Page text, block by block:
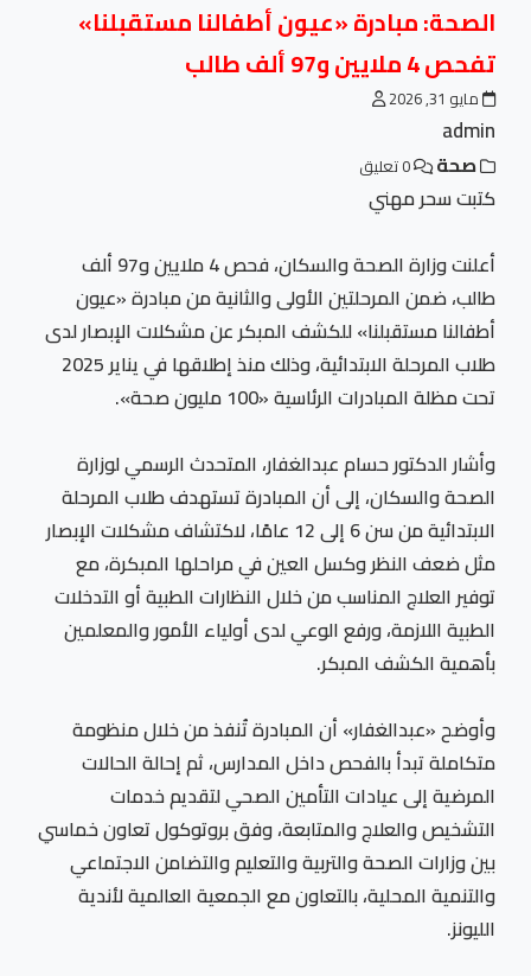
الصحة: مبادرة «عيون أطفالنا مستقبلنا»
تفحص 4 ملايين و97 ألف طالب
مايو 31, 2026
admin
صحة
كتبت سحر مهني
أعلنت وزارة الصحة والسكان، فحص 4 ملايين و97 ألف
طالب، ضمن المرحلتين الأولى والثانية من مبادرة «عيون
أطفالنا مستقبلنا» للكشف المبكر عن مشكلات الإبصار لدى
طلاب المرحلة الابتدائية، وذلك منذ إطلاقها في يناير 2025
تحت مظلة المبادرات الرئاسية «100 مليون صحة».
وأشار الدكتور حسام عبدالغفار، المتحدث الرسمي لوزارة
الصحة والسكان، إلى أن المبادرة تستهدف طلاب المرحلة
الابتدائية من سن 6 إلى 12 عامًا، لاكتشاف مشكلات الإبصار
مثل ضعف النظر وكسل العين في مراحلها المبكرة، مع
توفير العلاج المناسب من خلال النظارات الطبية أو التدخلات
الطبية اللازمة، ورفع الوعي لدى أولياء الأمور والمعلمين
بأهمية الكشف المبكر.
وأوضح «عبدالغفار» أن المبادرة تُنفذ من خلال منظومة
متكاملة تبدأ بالفحص داخل المدارس، ثم إحالة الحالات
المرضية إلى عيادات التأمين الصحي لتقديم خدمات
التشخيص والعلاج والمتابعة، وفق بروتوكول تعاون خماسي
بين وزارات الصحة والتربية والتعليم والتضامن الاجتماعي
والتنمية المحلية، بالتعاون مع الجمعية العالمية لأندية
الليونز.